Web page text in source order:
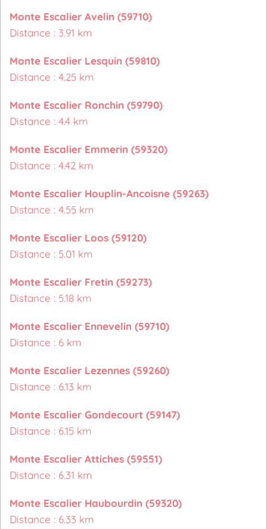
Monte Escalier Avelin (59710)
Distance : 3.91 km
Monte Escalier Lesquin (59810)
Distance : 4.25 km
Monte Escalier Ronchin (59790)
Distance : 4.4 km
Monte Escalier Emmerin (59320)
Distance : 4.42 km
Monte Escalier Houplin-Ancoisne (59263)
Distance : 4.55 km
Monte Escalier Loos (59120)
Distance : 5.01 km
Monte Escalier Fretin (59273)
Distance : 5.18 km
Monte Escalier Ennevelin (59710)
Distance : 6 km
Monte Escalier Lezennes (59260)
Distance : 6.13 km
Monte Escalier Gondecourt (59147)
Distance : 6.15 km
Monte Escalier Attiches (59551)
Distance : 6.31 km
Monte Escalier Haubourdin (59320)
Distance : 6.33 km